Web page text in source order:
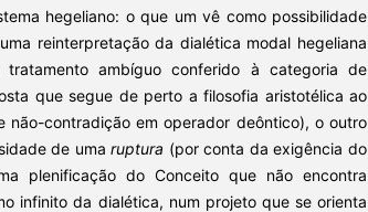
hegeliano: o que um vê como possibilidade
reinterpretação da dialética modal hegeliana
ambíguo conferido à categoria de
que segue de perto a filosofia aristotélica ao
não-contradição em operador deôntico), o outro
de umaruptura (por conta da exigência do
plenificação do Conceito que não encontra
infinito da dialética, num projeto que se orienta